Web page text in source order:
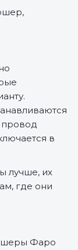
провод
в
лучше, их
где они
Фаро